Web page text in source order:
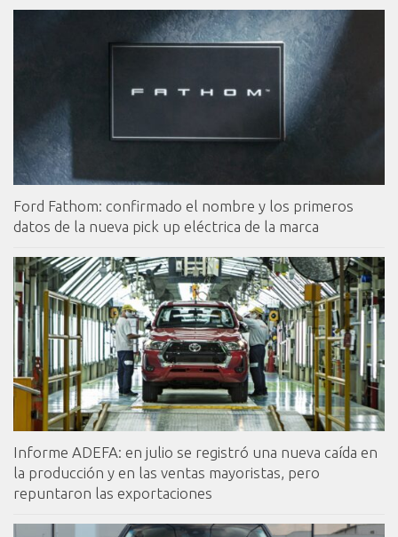
Ford Fathom: confirmado el nombre y los primeros
datos de la nueva pick up eléctrica de la marca
Informe ADEFA: en julio se registró una nueva caída en
la producción y en las ventas mayoristas, pero
repuntaron las exportaciones